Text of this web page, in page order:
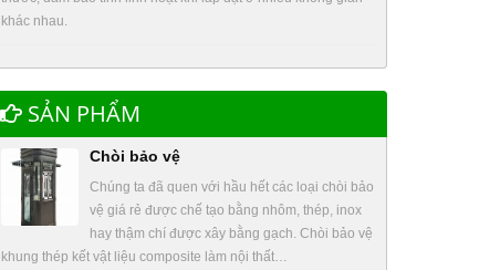
khác nhau.
SẢN PHẨM
Chòi bảo vệ
Chúng ta đã quen với hầu hết các loại chòi bảo
vệ giá rẻ được chế tạo bằng nhôm, thép, inox
hay thậm chí được xây bằng gạch. Chòi bảo vệ
khung thép kết vật liệu composite làm nội thất…